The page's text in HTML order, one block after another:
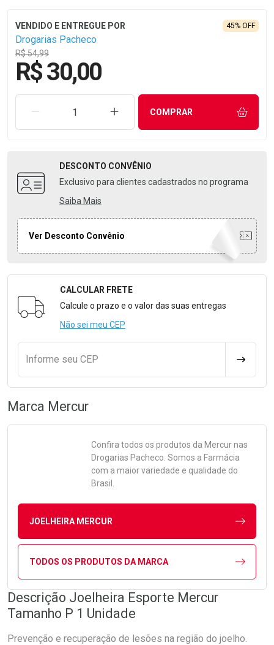
Drogarias Pacheco
R$ 54,99
45% OFF
R$ 30,00
REMOVER UMA UNIDADEAUMENTAR UMA UNIDADE
COMPRAR
DESCONTO CONVÊNIO
Exclusivo para clientes cadastrados no programa
Saiba Mais
Ver Desconto Convênio
Formulário para Calcular o Frete
CALCULAR FRETE
Calcule o prazo e o valor das suas entregas
Não sei meu CEP
Informe seu CEP
Marca Mercur
Confira todos os produtos da Mercurnas
Drogarias Pacheco. Somos a Farmácia
com a maior variedade e qualidade do
Brasil.
JOELHEIRA MERCUR
TODOS OS PRODUTOS DA MARCA
Descrição Joelheira Esporte Mercur
Tamanho P 1 Unidade
Prevenção e recuperação de lesões na região do joelho.